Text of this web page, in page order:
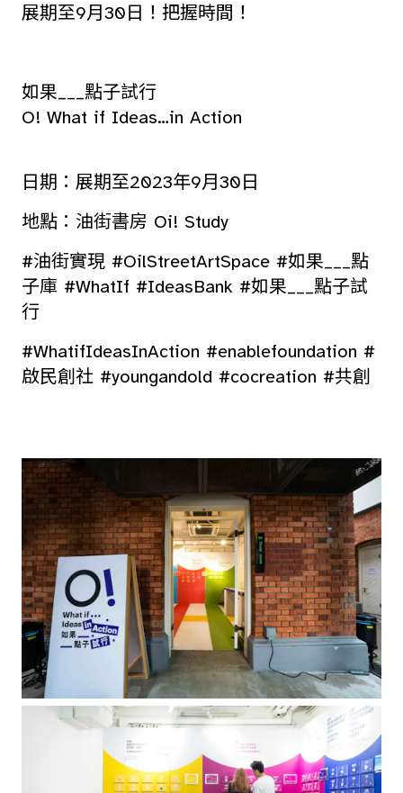
展期至9月30日！把握時間！
如果___點子試行
O! What if Ideas…in Action
日期：展期至2023年9月30日
地點：油街書房 Oi! Study
#油街實現 #OilStreetArtSpace #如果___點
子庫 #WhatIf #IdeasBank #如果___點子試
行
#WhatifIdeasInAction #enablefoundation #
啟民創社 #youngandold #cocreation #共創